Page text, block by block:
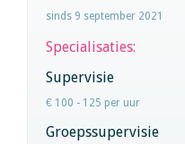
sinds 9 september 2021
Specialisaties:
Supervisie
€ 100 - 125 per uur
Groepssupervisie